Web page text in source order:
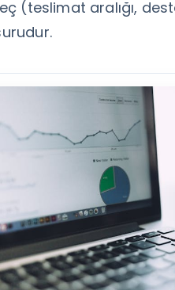
(teslimat aralığı,